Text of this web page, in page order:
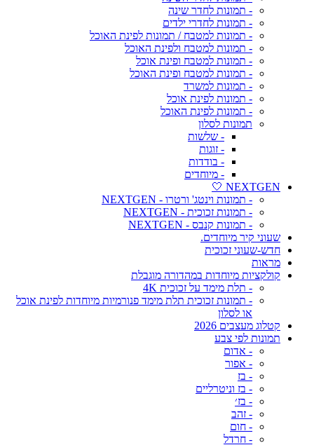
- תמונות לחדר שינה
- תמונות לחדרי ילדים
- תמונות למטבח / תמונות לפינת האוכל
- תמונות למטבח ולפינת האוכל
- תמונות למטבח ופינת אוכל
- תמונות למטבח ופינת האוכל
- תמונות למשרד
- תמונות לפינת אוכל
- תמונות לפינת האוכל
תמונות לסלון
- שלשות
- זוגות
- בודדות
- מיוחדים
NEXTGEN 🤍
- תמונות וינטג' ורטרו - NEXTGEN
- תמונות זכוכית - NEXTGEN
- תמונות קנבס - NEXTGEN
שעוני קיר מיוחדים.
חדש-שעוני זכוכית
מראות
קולקציות מיוחדות במהדורה מוגבלת
- תלת מימד על זכוכית 4K
- תמונות זכוכית תלת מימד פנורמיות מיוחדות לפינת אוכל
או לסלון
קטלוג מעצבים 2026
תמונות לפי צבע
- אדום
- אפור
- בז
- בז וניטרליים
- בז׳
- זהב
- חום
- חרדל